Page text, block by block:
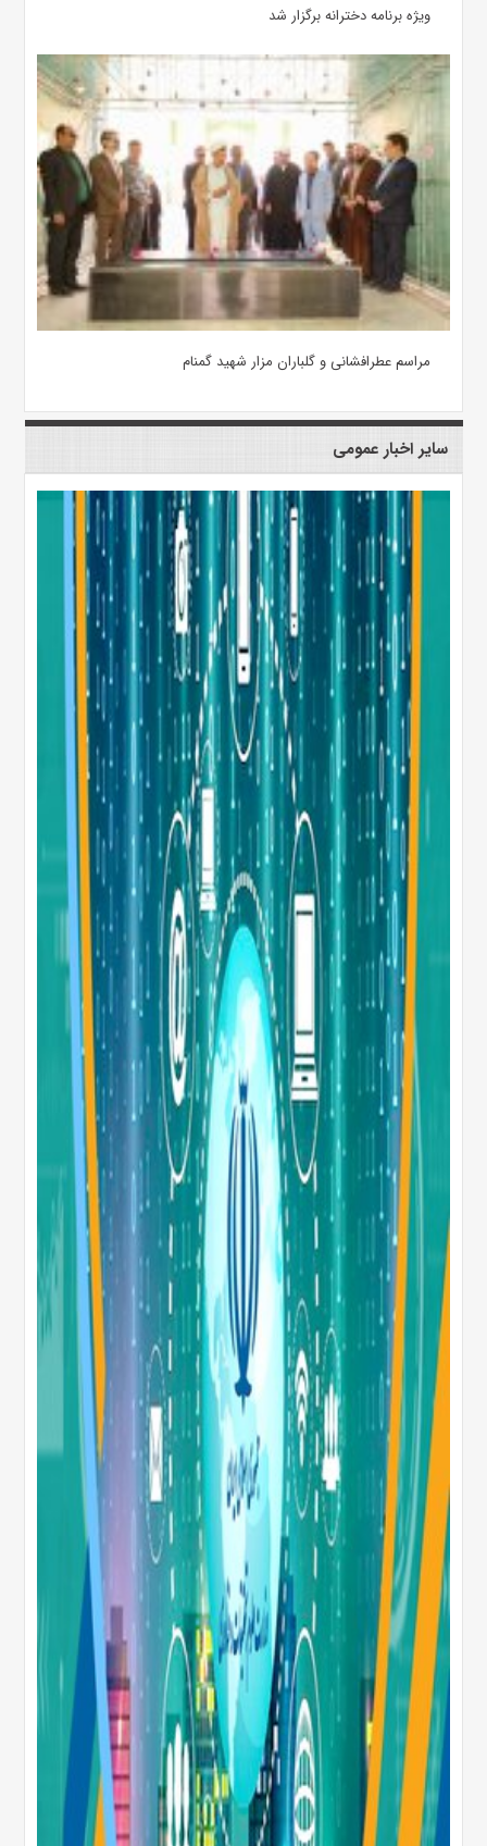
ویژه برنامه دخترانه برگزار شد
مراسم عطرافشانی و گلباران مزار شهید گمنام
سایر اخبار عمومی